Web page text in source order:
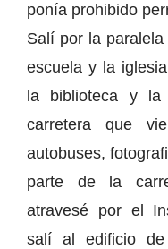
ponía prohibido
Salí por la
escuela y la
la biblioteca y
carretera que
autobuses,
parte de la
atravesé por el
salí al edificio